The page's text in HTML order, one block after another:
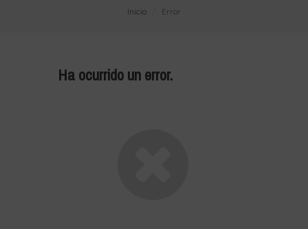
Inicio Error
Ha ocurrido un error.